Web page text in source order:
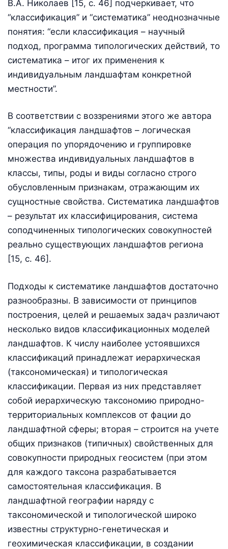
В.А. Николаев [15, с. 46] подчеркивает, что
“классификация” и “систематика” неоднозначные
понятия: “если классификация – научный
подход, программа типологических действий, то
систематика – итог их применения к
индивидуальным ландшафтам конкретной
местности”.
В соответствии с воззрениями этого же автора
“классификация ландшафтов – логическая
операция по упорядочению и группировке
множества индивидуальных ландшафтов в
классы, типы, роды и виды согласно строго
обусловленным признакам, отражающим их
сущностные свойства. Систематика ландшафтов
– результат их классифицирования, система
соподчиненных типологических совокупностей
реально существующих ландшафтов региона
[15, с. 46].
Подходы к систематике ландшафтов достаточно
разнообразны. В зависимости от принципов
построения, целей и решаемых задач различают
несколько видов классификационных моделей
ландшафтов. К числу наиболее устоявшихся
классификаций принадлежат иерархическая
(таксономическая) и типологическая
классификации. Первая из них представляет
собой иерархическую таксономию природно-
территориальных комплексов от фации до
ландшафтной сферы; вторая – строится на учете
общих признаков (типичных) свойственных для
совокупности природных геосистем (при этом
для каждого таксона разрабатывается
самостоятельная классификация. В
ландшафтной географии наряду с
таксономической и типологической широко
известны структурно-генетическая и
геохимическая классификации, в создании